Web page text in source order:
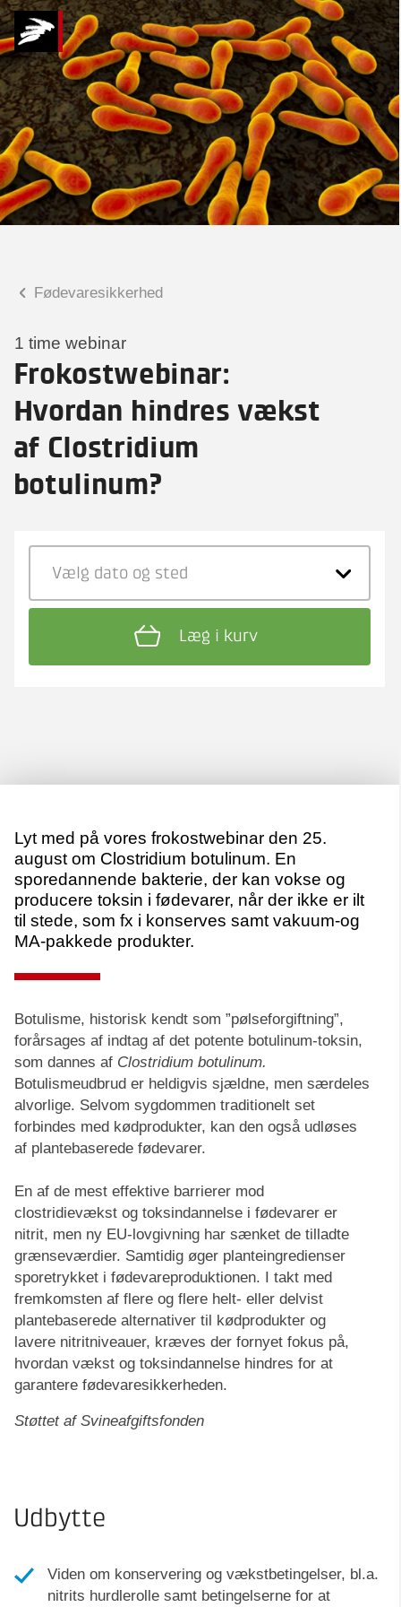
Fødevaresikkerhed
1 time webinar
Frokostwebinar:
Hvordan hindres vækst
af Clostridium
botulinum?
Vælg dato og sted
Læg i kurv
Praktiske spørgsmål
Spørgsmål til tilmelding, forplejning,
afholdelsessted m.m.
Gudrun Margret Jónsdóttir
Hvad kan vi hjælpe
dig med?
Lyt med på vores frokostwebinar den 25.
august om Clostridium botulinum. En
sporedannende bakterie, der kan vokse og
producere toksin i fødevarer, når der ikke er ilt
til stede, som fx i konserves samt vakuum-og
MA-pakkede produkter.
Botulisme, historisk kendt som ”pølseforgiftning”,
forårsages af indtag af det potente botulinum-toksin,
som dannes af Clostridium botulinum.
Botulismeudbrud er heldigvis sjældne, men særdeles
alvorlige. Selvom sygdommen traditionelt set
forbindes med kødprodukter, kan den også udløses
af plantebaserede fødevarer.
En af de mest effektive barrierer mod
clostridievækst og toksindannelse i fødevarer er
nitrit, men ny EU-lovgivning har sænket de tilladte
grænseværdier. Samtidig øger planteingredienser
sporetrykket i fødevareproduktionen. I takt med
fremkomsten af flere og flere helt- eller delvist
plantebaserede alternativer til kødprodukter og
lavere nitritniveauer, kræves der fornyet fokus på,
hvordan vækst og toksindannelse hindres for at
garantere fødevaresikkerheden.
Støttet af Svineafgiftsfonden
Udbytte
Viden om konservering og vækstbetingelser, bl.a.
nitrits hurdlerolle samt betingelserne for at